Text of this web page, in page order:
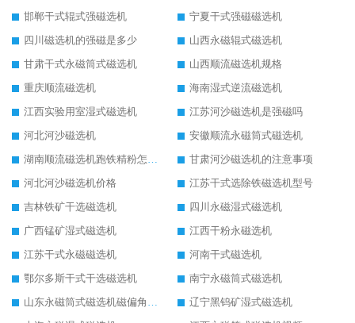
邯郸干式辊式强磁选机
宁夏干式强磁磁选机
四川磁选机的强磁是多少
山西永磁辊式磁选机
甘肃干式永磁筒式磁选机
山西顺流磁选机规格
重庆顺流磁选机
海南湿式逆流磁选机
江西实验用室湿式磁选机
江苏河沙磁选机是强磁吗
河北河沙磁选机
安徽顺流永磁筒式磁选机
湖南顺流磁选机跑铁精粉怎么处理
甘肃河沙磁选机的注意事项
河北河沙磁选机价格
江苏干式选除铁磁选机型号
吉林铁矿干选磁选机
四川永磁湿式磁选机
广西锰矿湿式磁选机
江西干粉永磁选机
江苏干式永磁磁选机
河南干式磁选机
鄂尔多斯干式干选磁选机
南宁永磁筒式磁选机
山东永磁筒式磁选机磁偏角怎么调整
辽宁黑钨矿湿式磁选机